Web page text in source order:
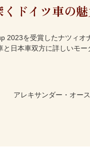
ドイツ車の
2023を受賞したナツィオ
日本車双方に詳しいモ
アレキサンダー・オー